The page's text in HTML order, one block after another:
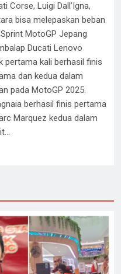
Corse, Luigi Dall’Igna,
bisa melepaskan beban
MotoGP Jepang
Ducati Lenovo
pertama kali berhasil finis
dan kedua dalam
pada MotoGP 2025.
berhasil finis pertama
Marquez kedua dalam